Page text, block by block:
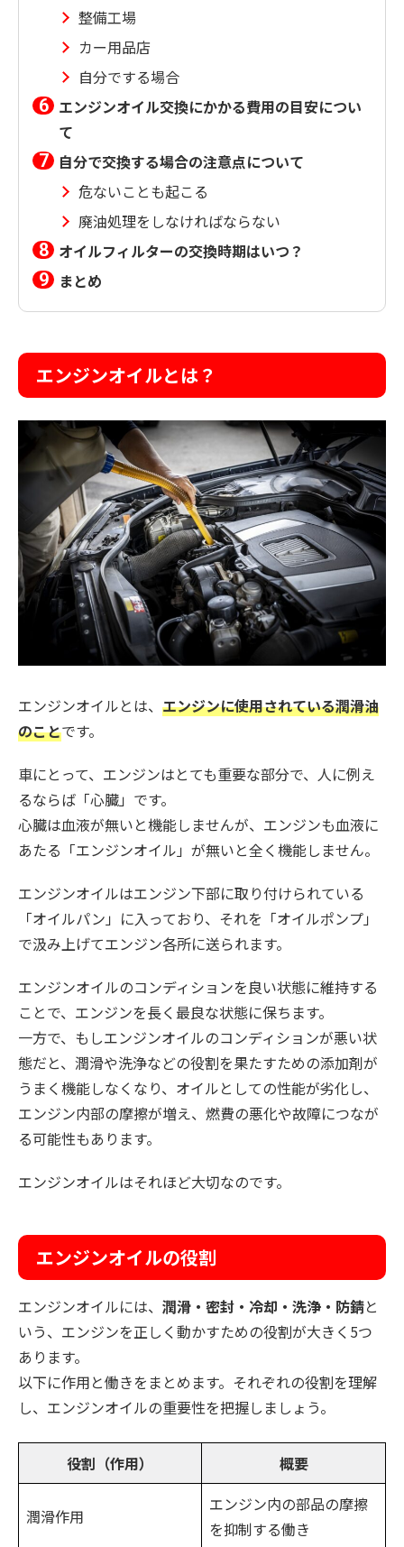
整備工場
カー用品店
自分でする場合
エンジンオイル交換にかかる費用の目安につい
て
自分で交換する場合の注意点について
危ないことも起こる
廃油処理をしなければならない
オイルフィルターの交換時期はいつ？
まとめ
エンジンオイルとは？
エンジンオイルとは、 エンジンに使用されている潤滑油
のことです。
車にとって、エンジンはとても重要な部分で、人に例え
るならば「心臓」です。
心臓は血液が無いと機能しませんが、エンジンも血液に
あたる「エンジンオイル」が無いと全く機能しません。
エンジンオイルはエンジン下部に取り付けられている
「オイルパン」に入っており、それを「オイルポンプ」
で汲み上げてエンジン各所に送られます。
エンジンオイルのコンディションを良い状態に維持する
ことで、エンジンを長く最良な状態に保ちます。
一方で、もしエンジンオイルのコンディションが悪い状
態だと、潤滑や洗浄などの役割を果たすための添加剤が
うまく機能しなくなり、オイルとしての性能が劣化し、
エンジン内部の摩擦が増え、燃費の悪化や故障につなが
る可能性もあります。
エンジンオイルはそれほど大切なのです。
エンジンオイルの役割
エンジンオイルには、 潤滑・密封・冷却・洗浄・防錆と
いう、エンジンを正しく動かすための役割が大きく5つ
あります。
以下に作用と働きをまとめます。それぞれの役割を理解
し、エンジンオイルの重要性を把握しましょう。
役割（作用） 概要
潤滑作用
エンジン内の部品の摩擦
を抑制する働き